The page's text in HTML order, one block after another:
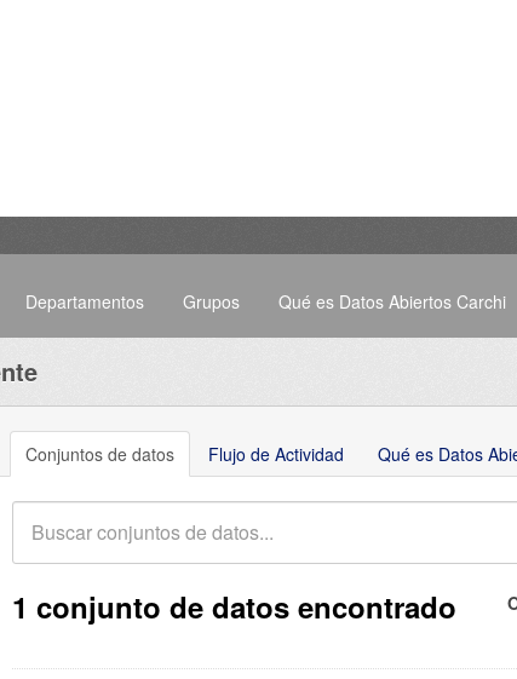
Departamentos Grupos Qué es Datos Abiertos Carchi
Conjuntos de datos Flujo de Actividad Qué es Datos
1 conjunto de datos encontrado